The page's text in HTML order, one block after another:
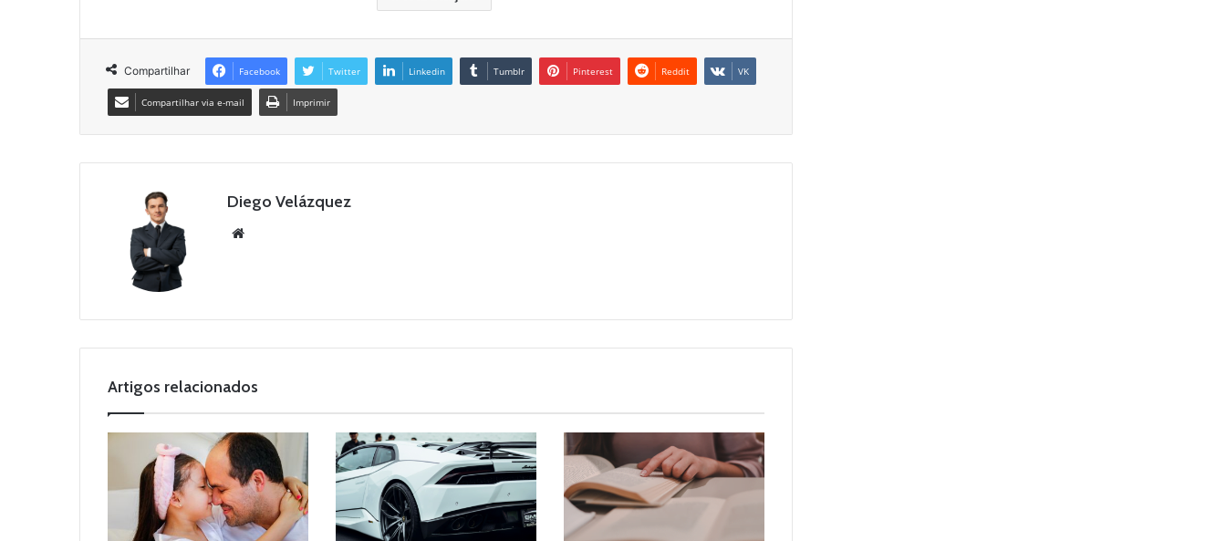
Compartilhar Facebook Twitter Linkedin Tumblr Pinterest Reddit VK
Compartilhar via e-mail Imprimir
Diego Velázquez
Website
Artigos relacionados